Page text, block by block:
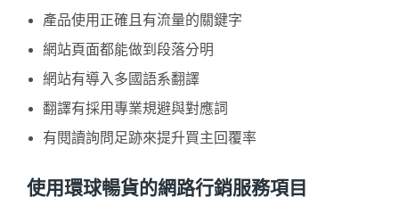
產品使用正確且有流量的關鍵字
網站頁面都能做到段落分明
網站有導入多國語系翻譯
翻譯有採用專業規避與對應詞
有閱讀詢問足跡來提升買主回覆率
使用環球暢貨的網路行銷服務項目